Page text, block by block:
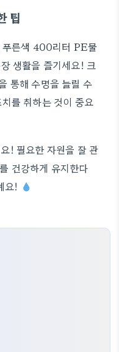
팁
른색 400리터 PE물
생활을 즐기세요! 크
통해 수명을 늘릴 수
를 취하는 것이 중요
! 필요한 자원을 잘 관
건강하게 유지한다
요!